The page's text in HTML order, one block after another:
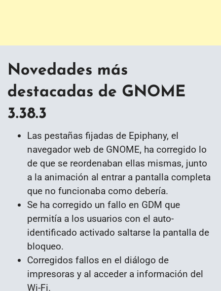
Novedades más
destacadas de GNOME
3.38.3
Las pestañas fijadas de Epiphany, el
navegador web de GNOME, ha corregido lo
de que se reordenaban ellas mismas, junto
a la animación al entrar a pantalla completa
que no funcionaba como debería.
Se ha corregido un fallo en GDM que
permitía a los usuarios con el auto-
identificado activado saltarse la pantalla de
bloqueo.
Corregidos fallos en el diálogo de
impresoras y al acceder a información del
Wi-Fi.